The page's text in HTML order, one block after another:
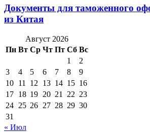
Документы для таможенного
из Китая
Август 2026
Пн Вт Ср Чт Пт Сб Вс
1
2
3
4 5 6 7 8
9
10 11 12 13 14 15 16
17 18 19 20 21 22 23
24 25 26 27 28 29 30
31
« Июл